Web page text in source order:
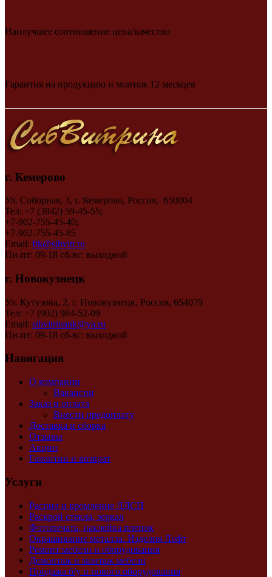
Наилучшее соотношение цена/качество
Гарантия на продукцию и монтаж 12 месяцев
г. Кемерово
Ул. Соборная, 3, г. Кемерово, Россия, 650004
Тел: +7 (3842) 59-45-55;
+7-902-755-45-40;
+7-902-755-45-85
Email: ftk@sibvitr.ru
Пн-пт: 09-18 сб-вс: выходной
г. Новокузнецк
Ул. Кутузова, 2, г. Новокузнецк, Россия, 654079
Тел: +7 (902) 984-52-09
Email: sibvitrinank@ya.ru
Пн-пт: 09-18 сб-вс: выходной
Навигация
О компании
Вакансии
Заказ и оплата
Внести предоплату
Доставка и сборка
Отзывы
Акции
Гарантии и возврат
Услуги
Распил и кромление ЛДСП
Раскрой стекла, зеркал
Фотопечать, наклейка пленок
Окрашивание металла. Изделия Лофт
Ремонт мебели и оборудования
Демонтаж и монтаж мебели
Продажа б/у и нового оборудования